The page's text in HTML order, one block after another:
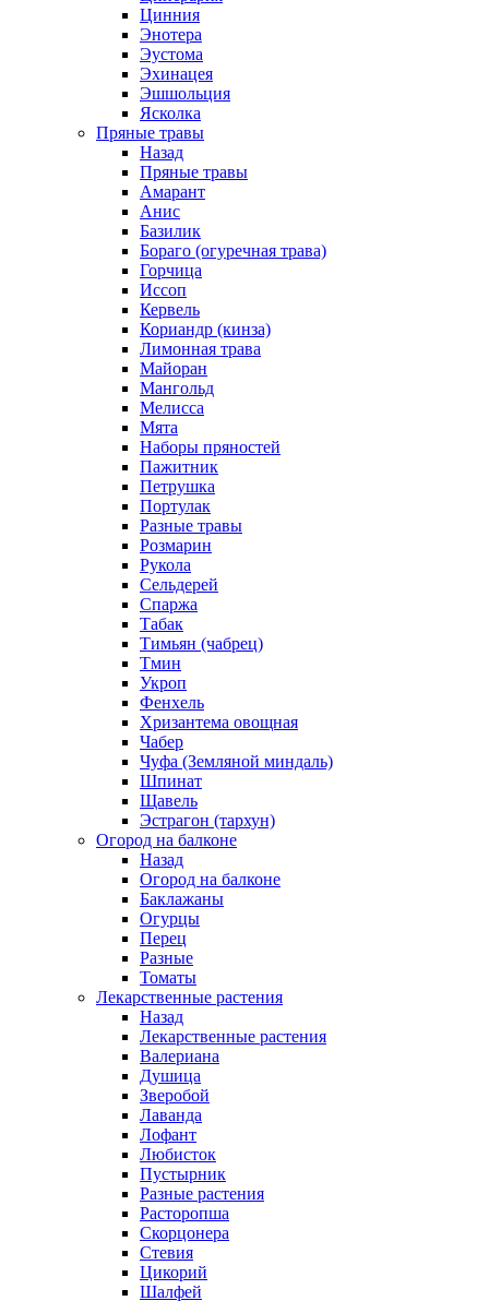
Цинния
Энотера
Эустома
Эхинацея
Эшшольция
Ясколка
Пряные травы
Назад
Пряные травы
Амарант
Анис
Базилик
Бораго (огуречная трава)
Горчица
Иссоп
Кервель
Кориандр (кинза)
Лимонная трава
Майоран
Мангольд
Мелисса
Мята
Наборы пряностей
Пажитник
Петрушка
Портулак
Разные травы
Розмарин
Рукола
Сельдерей
Спаржа
Табак
Тимьян (чабрец)
Тмин
Укроп
Фенхель
Хризантема овощная
Чабер
Чуфа (Земляной миндаль)
Шпинат
Щавель
Эстрагон (тархун)
Огород на балконе
Назад
Огород на балконе
Баклажаны
Огурцы
Перец
Разные
Томаты
Лекарственные растения
Назад
Лекарственные растения
Валериана
Душица
Зверобой
Лаванда
Лофант
Любисток
Пустырник
Разные растения
Расторопша
Скорцонера
Стевия
Цикорий
Шалфей